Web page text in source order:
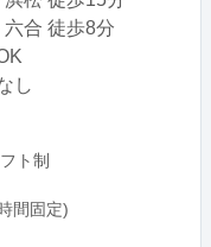
合 徒歩8分
し
ト制
間固定)